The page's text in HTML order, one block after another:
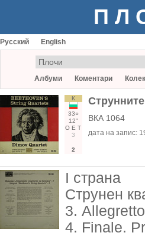
Русский English
Албуми Коментари
К
33○
12"
О Е Т
3
2
ВКА 1064
дата на запис:
I страна
Струнен
3.
4. Finale.